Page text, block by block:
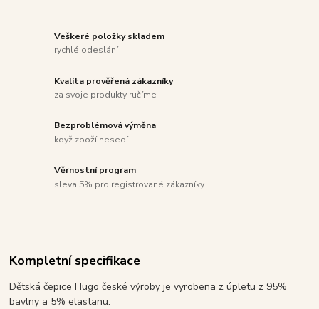
Veškeré položky skladem
rychlé odeslání
Kvalita prověřená zákazníky
za svoje produkty ručíme
Bezproblémová výměna
když zboží nesedí
Věrnostní program
sleva 5% pro registrované zákazníky
Kompletní specifikace
Dětská čepice Hugo české výroby je vyrobena z úpletu z 95%
bavlny a 5% elastanu.